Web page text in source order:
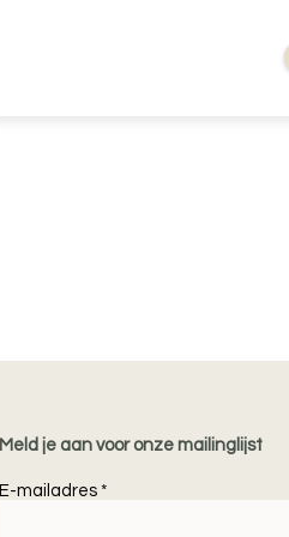
Meld je aan voor onze mailinglijst
E-mailadres